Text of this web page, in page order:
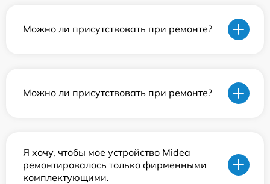
Можно ли присутствовать при ремонте?
Можно ли присутствовать при ремонте?
Я хочу, чтобы мое устройство Midea
ремонтировалось только фирменными
комплектующими.